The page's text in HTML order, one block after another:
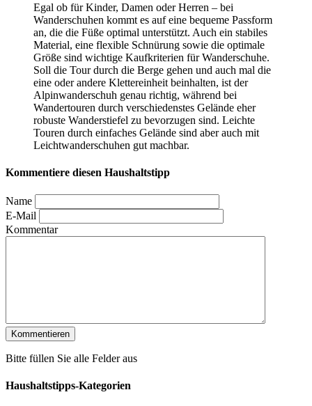
Egal ob für Kinder, Damen oder Herren – bei
Wanderschuhen kommt es auf eine bequeme Passform
an, die die Füße optimal unterstützt. Auch ein stabiles
Material, eine flexible Schnürung sowie die optimale
Größe sind wichtige Kaufkriterien für Wanderschuhe.
Soll die Tour durch die Berge gehen und auch mal die
eine oder andere Klettereinheit beinhalten, ist der
Alpinwanderschuh genau richtig, während bei
Wandertouren durch verschiedenstes Gelände eher
robuste Wanderstiefel zu bevorzugen sind. Leichte
Touren durch einfaches Gelände sind aber auch mit
Leichtwanderschuhen gut machbar.
Kommentiere diesen Haushaltstipp
Name
E-Mail
Kommentar
Bitte füllen Sie alle Felder aus
Haushaltstipps-Kategorien